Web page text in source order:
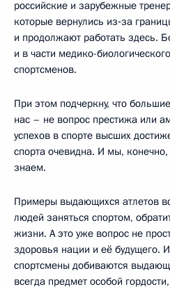
российские и зарубежные
которые вернулись из‑за
и продолжают работать здесь.
и в части медико-
спортсменов.
При этом подчеркну, что
нас – не вопрос престижа или
успехов в спорте высших
спорта очевидна. И мы,
знаем.
Примеры выдающихся атлетов
людей заняться спортом,
жизни. А это уже вопрос не
здоровья нации и её будущего.
спортсмены добиваются
всегда предмет особой